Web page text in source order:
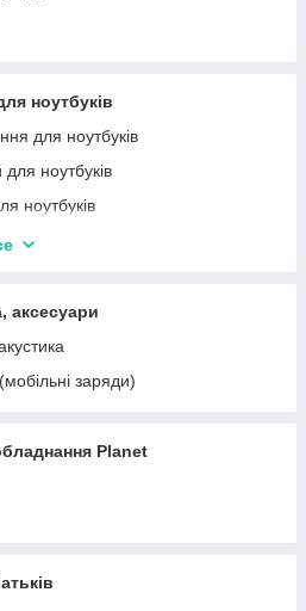
ноутбуків
для ноутбуків
ноутбуків
ноутбуків
для ноутбуків
дисків
аксесуари
заряди)
Planet